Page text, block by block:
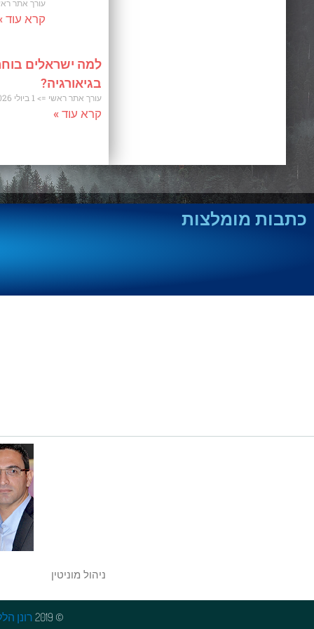
עורך אתר
קרא עוד
למה ישראלים
בגיאורגיה?
עורך אתר ראשי 1 ביולי 2026
קרא עוד »
כתבות מומלצות
ניהול מוניטין
© 2019 רונן